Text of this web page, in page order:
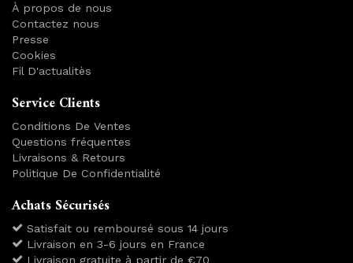
À propos de nous
Contactez nous
Presse
Cookies
Fil D'actualitès
Service Clients
Conditions De Ventes
Questions fréquentes
Livraisons & Retours
Politique De Confidentialité
Achats Sécurisés
Satisfait ou remboursé sous 14 jours
Livraison en 3-6 jours en France
Livraison gratuite à partir de €70